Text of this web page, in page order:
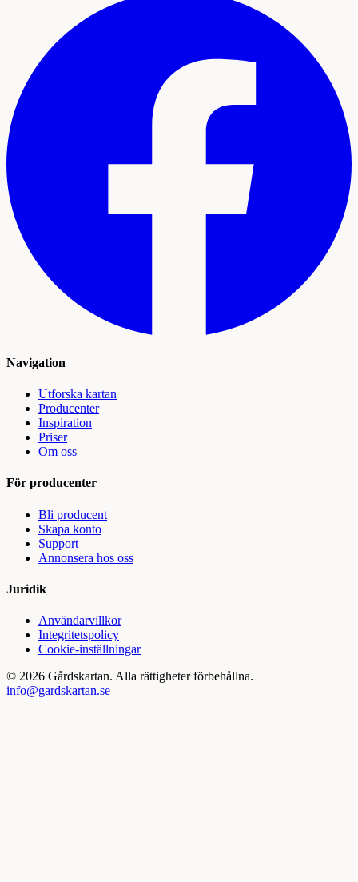
Navigation
Utforska kartan
Producenter
Inspiration
Priser
Om oss
För producenter
Bli producent
Skapa konto
Support
Annonsera hos oss
Juridik
Användarvillkor
Integritetspolicy
Cookie-inställningar
© 2026 Gårdskartan. Alla rättigheter förbehållna.
info@gardskartan.se